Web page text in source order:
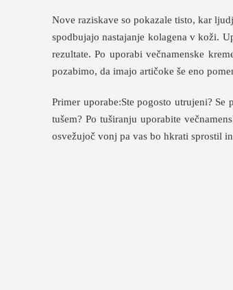
Nove raziskave so pokazale tisto, kar
spodbujajo nastajanje kolagena v koži.
rezultate. Po uporabi večnamenske
pozabimo, da imajo artičoke še eno
Primer uporabe:Ste pogosto utrujeni?
tušem? Po tuširanju uporabite
osvežujoč vonj pa vas bo hkrati sprostil